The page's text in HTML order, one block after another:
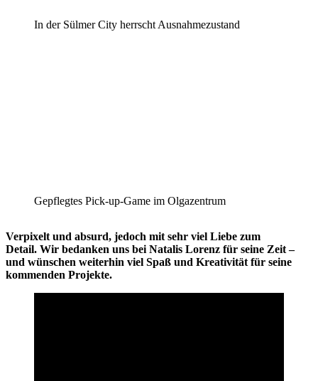
In der Sülmer City herrscht Ausnahmezustand
Gepflegtes Pick-up-Game im Olgazentrum
Verpixelt und absurd, jedoch mit sehr viel Liebe zum
Detail. Wir bedanken uns bei Natalis Lorenz für seine Zeit –
und wünschen weiterhin viel Spaß und Kreativität für seine
kommenden Projekte.